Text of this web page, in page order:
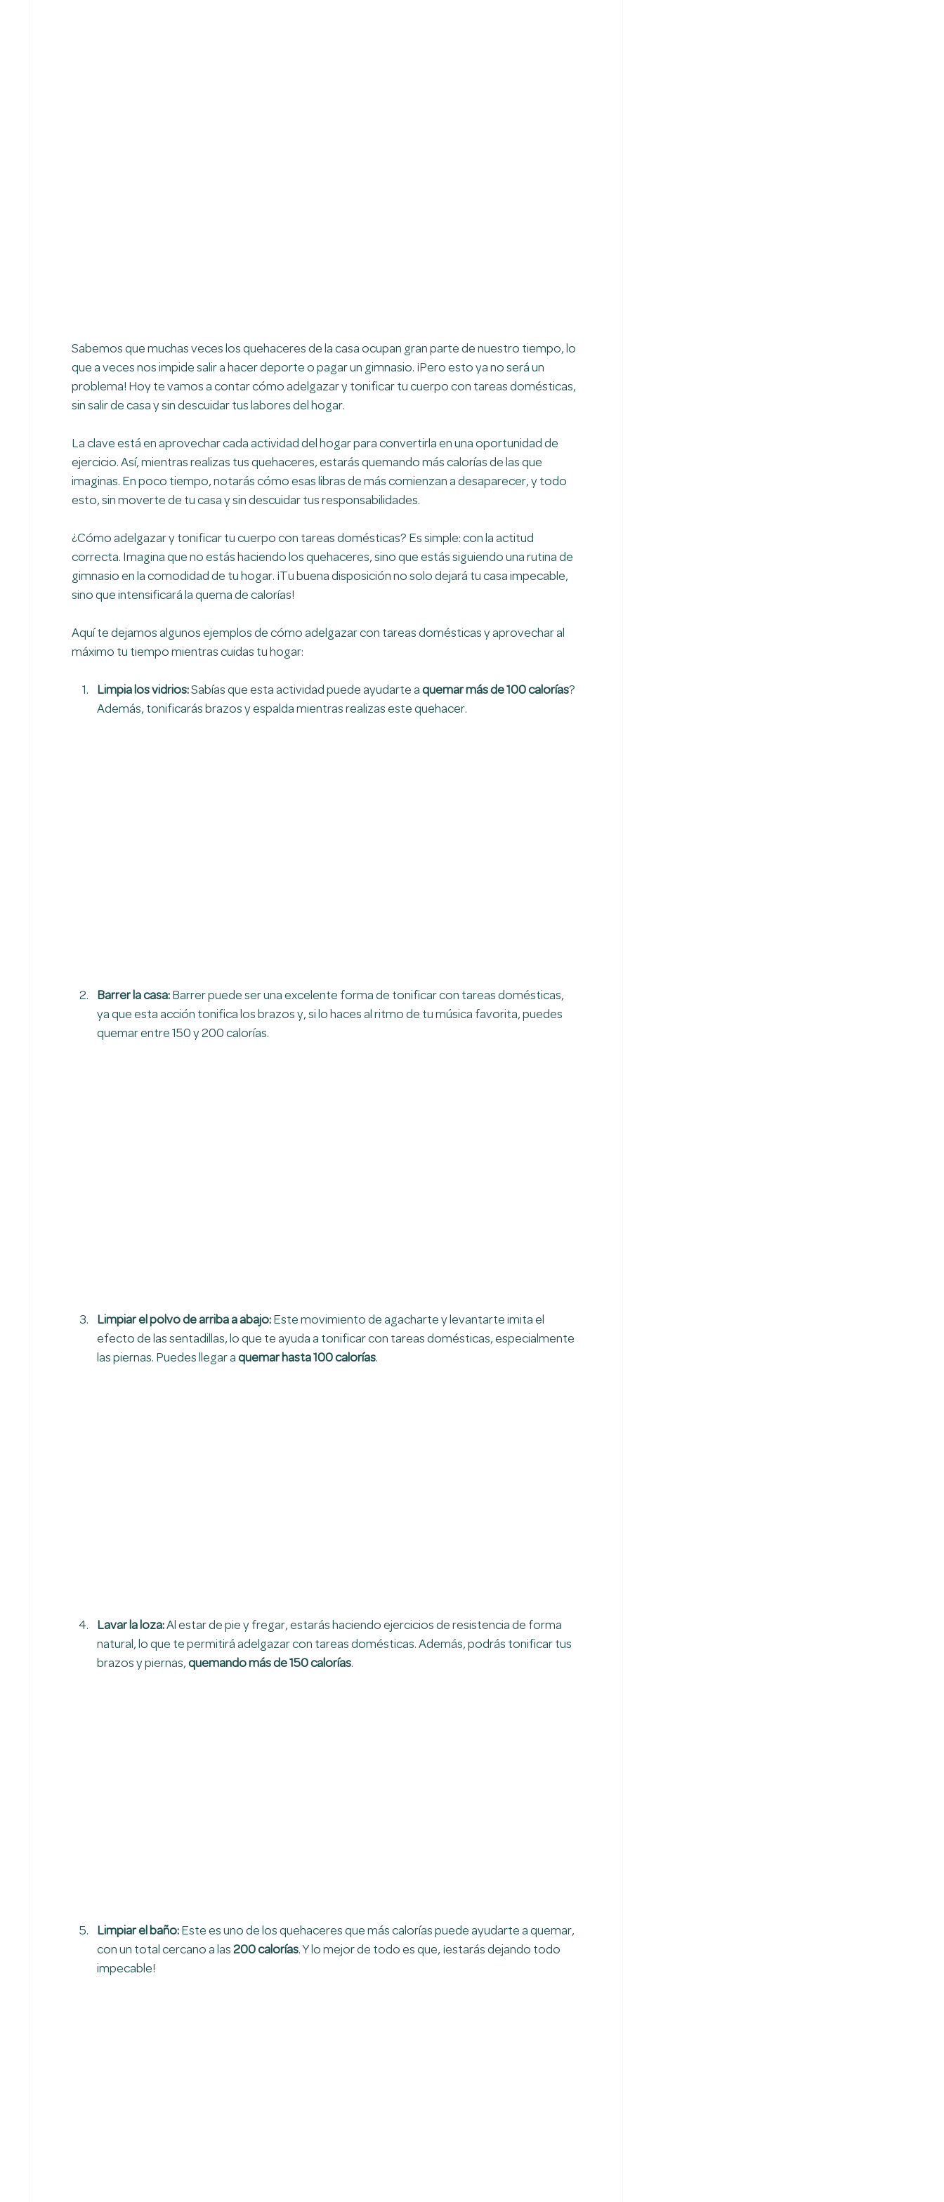
Sabemos que muchas veces los quehaceres de la casa ocupan gran parte de nuestro tiempo, lo
que a veces nos impide salir a hacer deporte o pagar un gimnasio. ¡Pero esto ya no será un
problema! Hoy te vamos a contar cómo adelgazar y tonificar tu cuerpo con tareas domésticas,
sin salir de casa y sin descuidar tus labores del hogar.
La clave está en aprovechar cada actividad del hogar para convertirla en una oportunidad de
ejercicio. Así, mientras realizas tus quehaceres, estarás quemando más calorías de las que
imaginas. En poco tiempo, notarás cómo esas libras de más comienzan a desaparecer, y todo
esto, sin moverte de tu casa y sin descuidar tus responsabilidades.
¿Cómo adelgazar y tonificar tu cuerpo con tareas domésticas? Es simple: con la actitud
correcta. Imagina que no estás haciendo los quehaceres, sino que estás siguiendo una rutina de
gimnasio en la comodidad de tu hogar. ¡Tu buena disposición no solo dejará tu casa impecable,
sino que intensificará la quema de calorías!
Aquí te dejamos algunos ejemplos de cómo adelgazar con tareas domésticas y aprovechar al
máximo tu tiempo mientras cuidas tu hogar:
Limpia los vidrios: Sabías que esta actividad puede ayudarte a quemar más de 100 calorías?
Además, tonificarás brazos y espalda mientras realizas este quehacer.
Barrer la casa: Barrer puede ser una excelente forma de tonificar con tareas domésticas,
ya que esta acción tonifica los brazos y, si lo haces al ritmo de tu música favorita, puedes
quemar entre 150 y 200 calorías.
Limpiar el polvo de arriba a abajo: Este movimiento de agacharte y levantarte imita el
efecto de las sentadillas, lo que te ayuda a tonificar con tareas domésticas, especialmente
las piernas. Puedes llegar a quemar hasta 100 calorías.
Lavar la loza: Al estar de pie y fregar, estarás haciendo ejercicios de resistencia de forma
natural, lo que te permitirá adelgazar con tareas domésticas. Además, podrás tonificar tus
brazos y piernas, quemando más de 150 calorías.
Limpiar el baño: Este es uno de los quehaceres que más calorías puede ayudarte a quemar,
con un total cercano a las 200 calorías. Y lo mejor de todo es que, ¡estarás dejando todo
impecable!